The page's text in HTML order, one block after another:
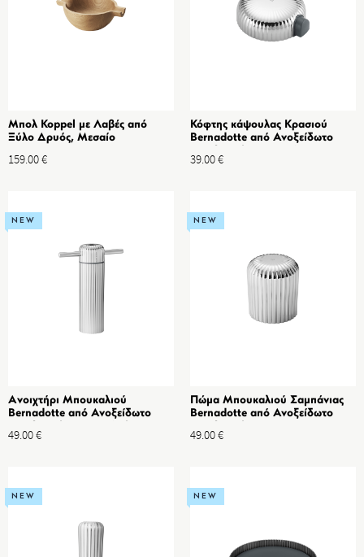
Μπολ Koppel με Λαβές από
Ξύλο Δρυός, Μεσαίο
159.00€
Κόφτης κάψουλας Κρασιού
Bernadotte από Ανοξείδωτο
39.00€
NEW
Aνοιχτήρι Mπουκαλιού
Bernadotte από Ανοξείδωτο
χάλυβα
49.00€
NEW
Πώμα Μπουκαλιού Σαμπάνιας
Bernadotte από Ανοξείδωτο
Θερμοπλαστικό
49.00€
NEW NEW